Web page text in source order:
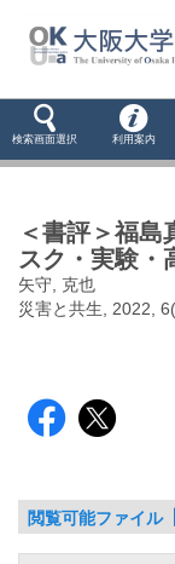
検索画面選択 利用案内
＜書評＞福島
スク・実験・
矢守, 克也
災害と共生, 2022,
閲覧可能ファイル